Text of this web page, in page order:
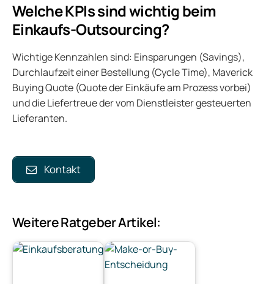
Welche KPIs sind wichtig beim
Einkaufs-Outsourcing?
Wichtige Kennzahlen sind: Einsparungen (Savings),
Durchlaufzeit einer Bestellung (Cycle Time), Maverick
Buying Quote (Quote der Einkäufe am Prozess vorbei)
und die Liefertreue der vom Dienstleister gesteuerten
Lieferanten.
Kontakt
Weitere Ratgeber Artikel: